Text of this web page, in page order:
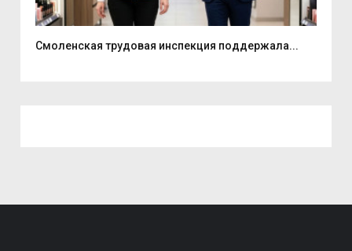
Смоленская трудовая инспекция поддержала...